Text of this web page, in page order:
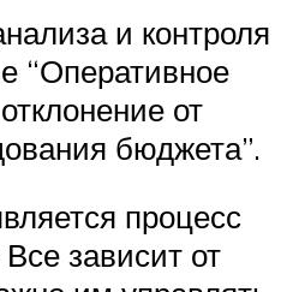
и контроля
“Оперативное
от
бюджета”.
процесс
зависит от